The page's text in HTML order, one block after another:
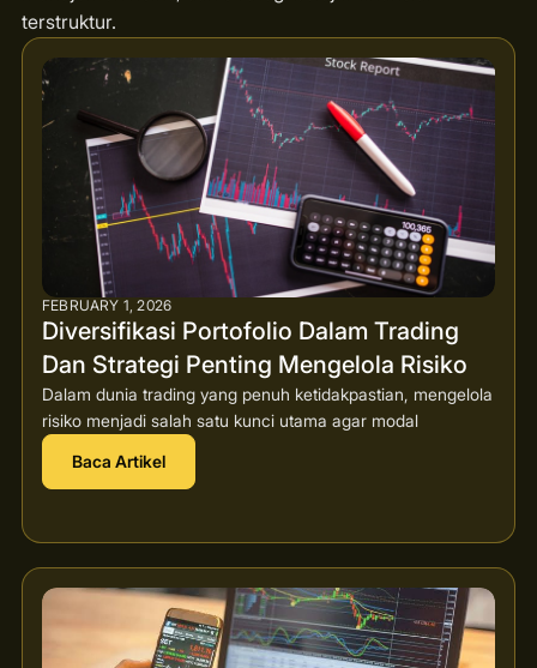
terstruktur.
FEBRUARY 1, 2026
Diversifikasi Portofolio Dalam Trading
Dan Strategi Penting Mengelola Risiko
Dalam dunia trading yang penuh ketidakpastian, mengelola
risiko menjadi salah satu kunci utama agar modal
Baca Artikel